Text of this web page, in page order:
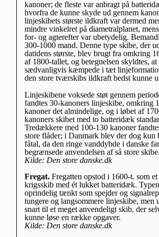
kanoner; de fleste var anbragt på
hvorfra de kunne skyde ud gennem
linjeskibets største ildkraft var dermed
mindre vinkelret på diametralplanet,
for- og agterefter var ubetydelig.
300-1000 mand. Denne type skibe, der
datidens største, blev brugt fra omkring
af 1800-tallet, og betegnelsen skyldtes,
sædvanligvis kæmpede i tæt
den store tværskibs ildkraft bedst kunne
Linjeskibene voksede støt gennem
fandtes 30-kanoners linjeskibe, omkring
kanoner det almindelige, og i løbet af
kanoners skibet med to batteridæk
Tredækkere med 100-130 kanoner
store flåder; i Danmark blev der dog kun
fåtal, da den ringe vanddybde i danske
begrænsede anvendelsen af så store skibe.
Kilde: Den store danske.dk
Fregat. Fregatten opstod i 1600-t. som
krigsskib med ét lukket batteridæk.
oprindelig tænkt som spejder og
tungere og langsommere linjeskibe, men
snart til et meget anvendeligt skib, der
kunne løse en række opgaver.
Kilde: Den store danske.dk